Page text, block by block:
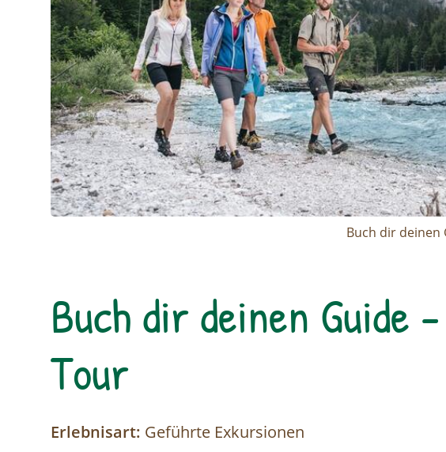
Buch dir deinen
Buch dir deinen Guide
Tour
Erlebnisart: Geführte Exkursionen